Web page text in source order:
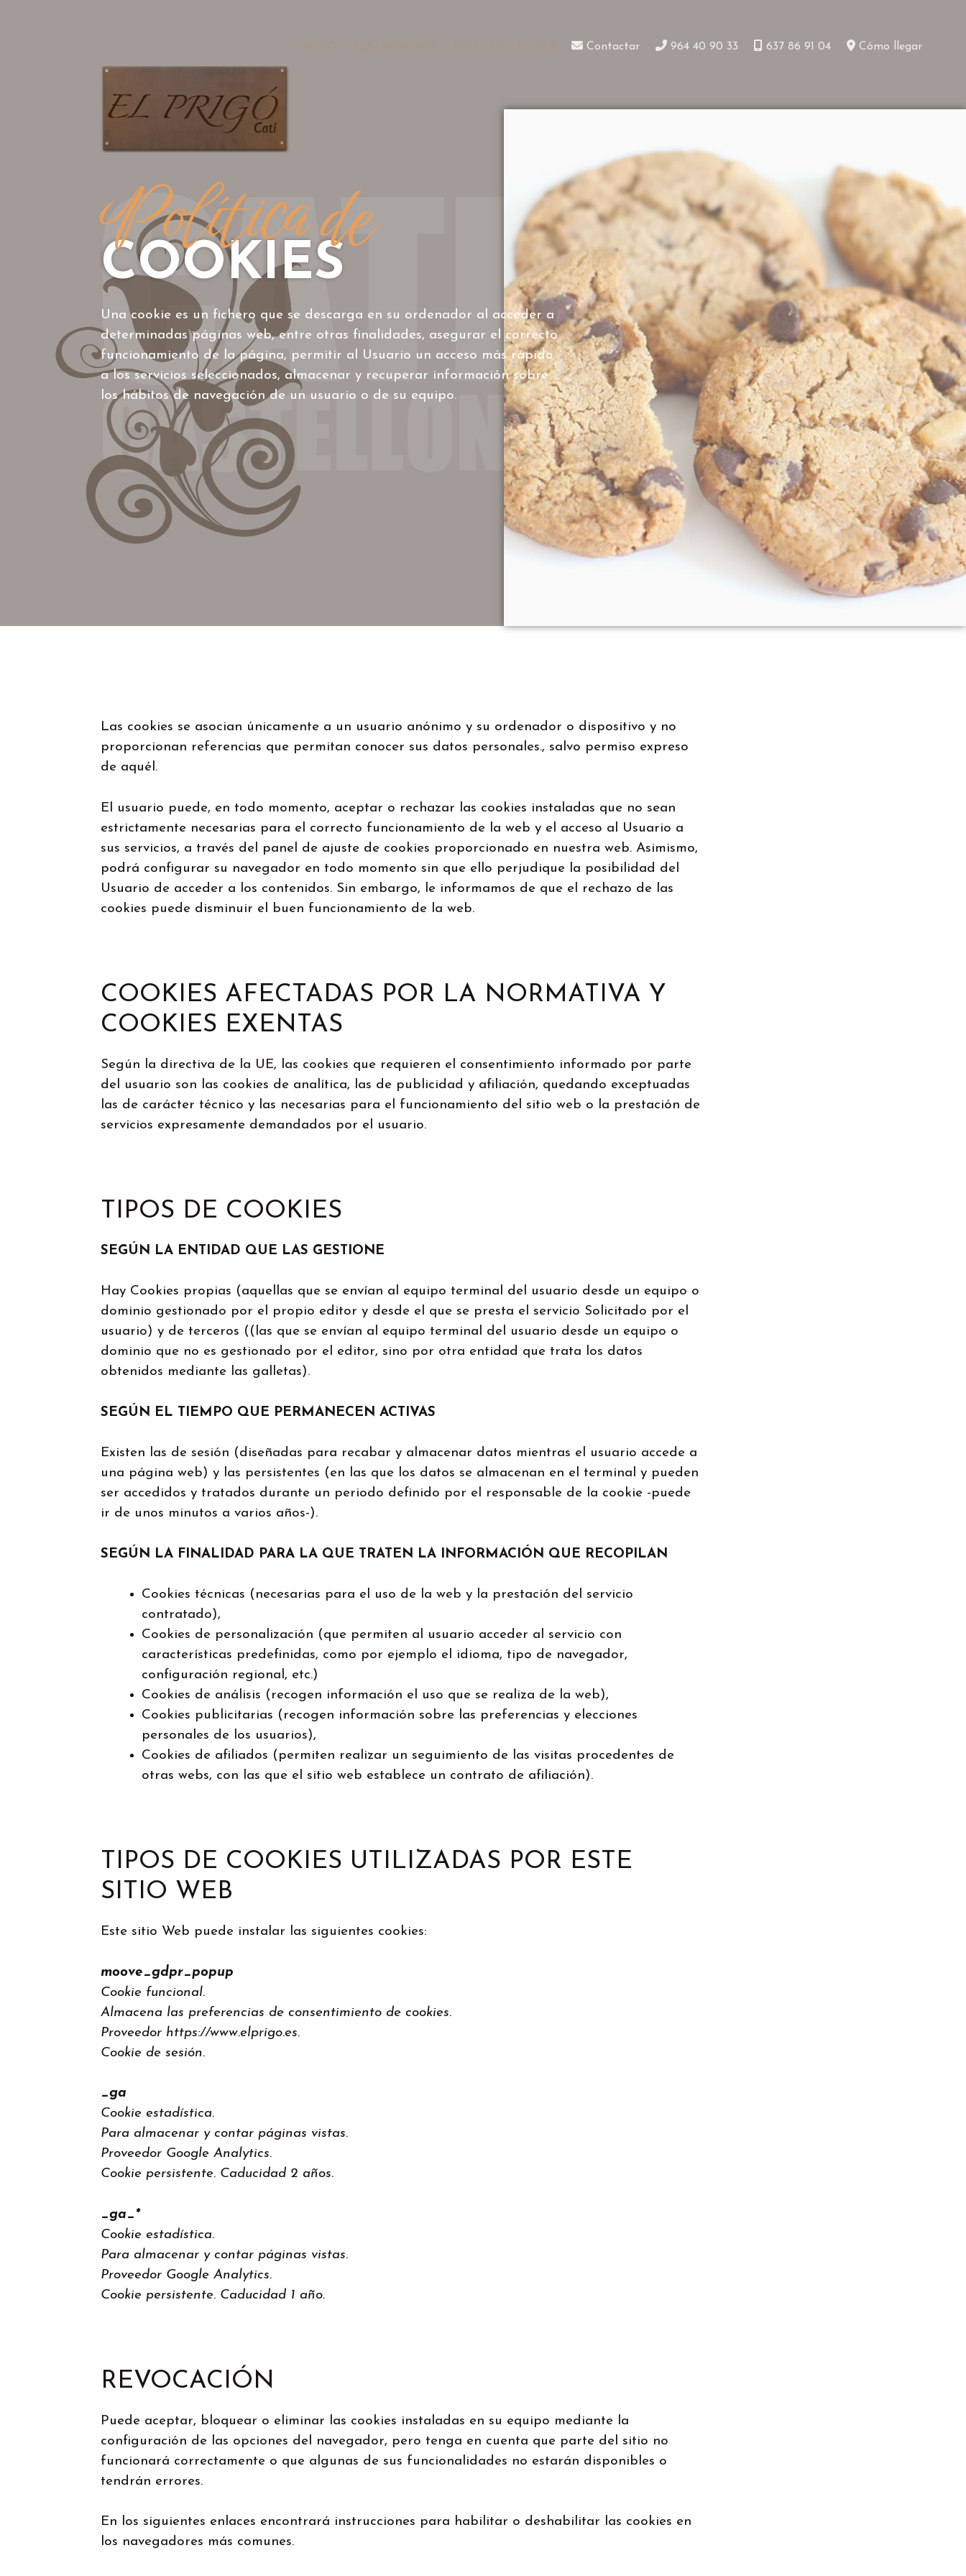
Contactar 964 40 90 33 637 86 91 04 Cómo llegar
Política de
COOKIES
Una cookie es un fichero que se descarga en su ordenador al acceder a
determinadas páginas web, entre otras finalidades, asegurar el correcto
funcionamiento de la página, permitir al Usuario un acceso más rápido
a los servicios seleccionados, almacenar y recuperar información sobre
los hábitos de navegación de un usuario o de su equipo.
Las cookies se asocian únicamente a un usuario anónimo y su ordenador o dispositivo y no
proporcionan referencias que permitan conocer sus datos personales., salvo permiso expreso
de aquél.
El usuario puede, en todo momento, aceptar o rechazar las cookies instaladas que no sean
estrictamente necesarias para el correcto funcionamiento de la web y el acceso al Usuario a
sus servicios, a través del panel de ajuste de cookies proporcionado en nuestra web. Asimismo,
podrá configurar su navegador en todo momento sin que ello perjudique la posibilidad del
Usuario de acceder a los contenidos. Sin embargo, le informamos de que el rechazo de las
cookies puede disminuir el buen funcionamiento de la web.
COOKIES AFECTADAS POR LA NORMATIVA Y
COOKIES EXENTAS
Según la directiva de la UE, las cookies que requieren el consentimiento informado por parte
del usuario son las cookies de analítica, las de publicidad y afiliación, quedando exceptuadas
las de carácter técnico y las necesarias para el funcionamiento del sitio web o la prestación de
servicios expresamente demandados por el usuario.
TIPOS DE COOKIES
SEGÚN LA ENTIDAD QUE LAS GESTIONE
Hay Cookies propias (aquellas que se envían al equipo terminal del usuario desde un equipo o
dominio gestionado por el propio editor y desde el que se presta el servicio Solicitado por el
usuario) y de terceros ((las que se envían al equipo terminal del usuario desde un equipo o
dominio que no es gestionado por el editor, sino por otra entidad que trata los datos
obtenidos mediante las galletas).
SEGÚN EL TIEMPO QUE PERMANECEN ACTIVAS
Existen las de sesión (diseñadas para recabar y almacenar datos mientras el usuario accede a
una página web) y las persistentes (en las que los datos se almacenan en el terminal y pueden
ser accedidos y tratados durante un periodo definido por el responsable de la cookie -puede
ir de unos minutos a varios años-).
SEGÚN LA FINALIDAD PARA LA QUE TRATEN LA INFORMACIÓN QUE RECOPILAN
Cookies técnicas (necesarias para el uso de la web y la prestación del servicio
contratado),
Cookies de personalización (que permiten al usuario acceder al servicio con
características predefinidas, como por ejemplo el idioma, tipo de navegador,
configuración regional, etc.)
Cookies de análisis (recogen información el uso que se realiza de la web),
Cookies publicitarias (recogen información sobre las preferencias y elecciones
personales de los usuarios),
Cookies de afiliados (permiten realizar un seguimiento de las visitas procedentes de
otras webs, con las que el sitio web establece un contrato de afiliación).
TIPOS DE COOKIES UTILIZADAS POR ESTE
SITIO WEB
Este sitio Web puede instalar las siguientes cookies:
moove_gdpr_popup
Cookie funcional.
Almacena las preferencias de consentimiento de cookies.
Proveedor https://www.elprigo.es.
Cookie de sesión.
_ga
Cookie estadística.
Para almacenar y contar páginas vistas.
Proveedor Google Analytics.
Cookie persistente. Caducidad 2 años.
_ga_*
Cookie estadística.
Para almacenar y contar páginas vistas.
Proveedor Google Analytics.
Cookie persistente. Caducidad 1 año.
REVOCACIÓN
Puede aceptar, bloquear o eliminar las cookies instaladas en su equipo mediante la
configuración de las opciones del navegador, pero tenga en cuenta que parte del sitio no
funcionará correctamente o que algunas de sus funcionalidades no estarán disponibles o
tendrán errores.
En los siguientes enlaces encontrará instrucciones para habilitar o deshabilitar las cookies en
los navegadores más comunes.